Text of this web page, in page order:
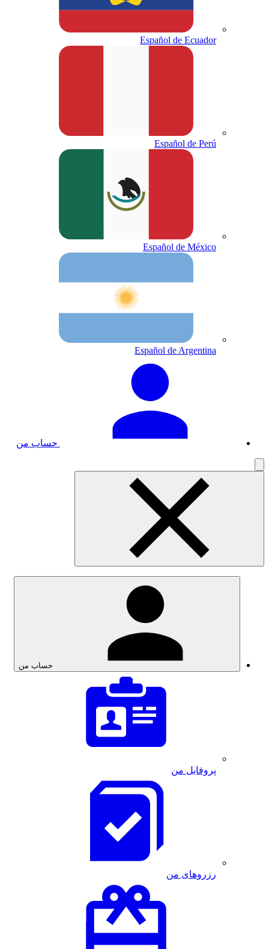
Español de Ecuador
Español de Perú
Español de México
Español de Argentina
حساب من
حساب من
پروفایل من
رزروهای من